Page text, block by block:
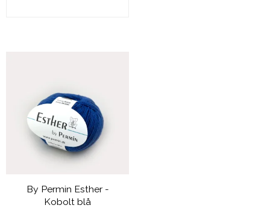
By Permin Esther -
Kobolt blå